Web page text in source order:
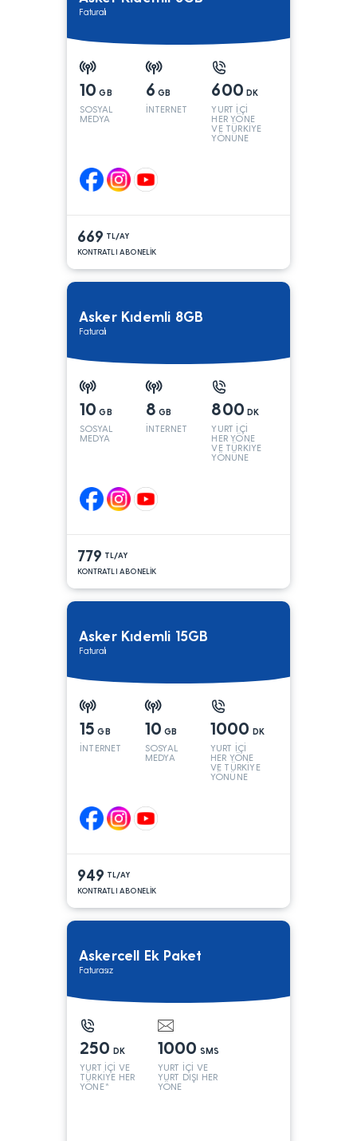
Faturalı
10 GB
SOSYAL
MEDYA
6 GB
İNTERNET
600 DK
YURT İÇİ
HER YÖNE
VE TÜRKİYE
YÖNÜNE
669 TL/AY
KONTRATLI ABONELİK
Asker Kıdemli 8GB
Faturalı
10 GB
SOSYAL
MEDYA
8 GB
İNTERNET
800 DK
YURT İÇİ
HER YÖNE
VE TÜRKİYE
YÖNÜNE
779 TL/AY
KONTRATLI ABONELİK
Asker Kıdemli 15GB
Faturalı
15 GB
İNTERNET
10 GB
SOSYAL
MEDYA
1000 DK
YURT İÇİ
HER YÖNE
VE TÜRKİYE
YÖNÜNE
949 TL/AY
KONTRATLI ABONELİK
Askercell Ek Paket
Faturasız
250 DK
YURT İÇİ VE
TÜRKİYE HER
YÖNE*
1000 SMS
YURT İÇİ VE
YURT DIŞI HER
YÖNE